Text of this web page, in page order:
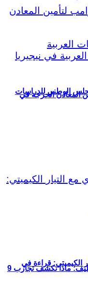
المعادن الحرجة في
الكيميتي: قراءة في
الوطني للدراسات
تدريب الشباب الإفريقي على التوظيف: ماذا تكشف تجارب 9